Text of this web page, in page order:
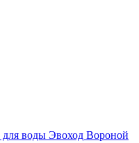
воды Эвоход Вороной